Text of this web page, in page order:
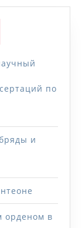
по
и
орденом в